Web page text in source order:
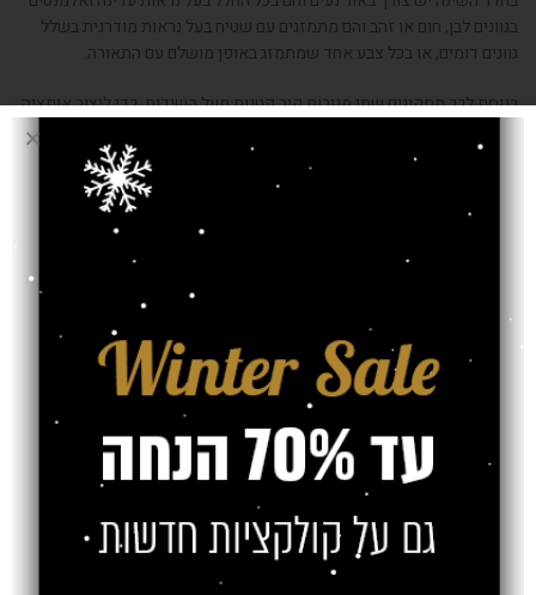
בגוונים לבן, חום או זהב והם מתמזגים עם שטיח בעל נראות מודרנית בשלל
גוונים דומים, או בכל צבע אחד שמתמזג באופן מושלם עם התאורה.
בנוסף לכך מתקינים שתי מנורות קיר קטנות מעל השידות, כדי ליצור אופציה
אנחנו מודעים להתלבטויות הרבות שלכם ולכן נשמח לעזור לכם בעצות
ייחודיות ומועילות כדי שתוכלו ליצור את החיבור הנכון ביותר בין השטיח
Newer
Older
כתיבת תגובה
האימייל לא יוצג באתר.שדות החובה מסומנים*